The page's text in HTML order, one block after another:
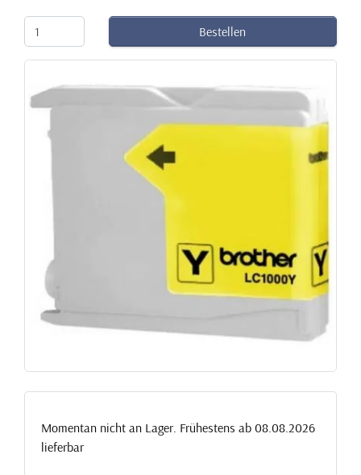
Bestellen
Momentan nicht an Lager. Frühestens ab 08.08.2026
lieferbar